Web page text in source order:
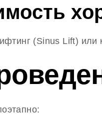
(Sinus Lift) или